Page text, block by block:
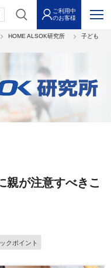
ご利用中
のお客様
HOME ALSOK研究所
子ども
親が注意すべきこ
クポイント